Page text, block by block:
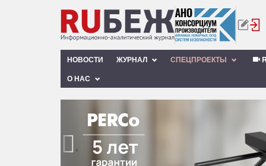
НОВОСТИ ЖУРНАЛ СПЕЦПРОЕКТЫ
О НАС
‹